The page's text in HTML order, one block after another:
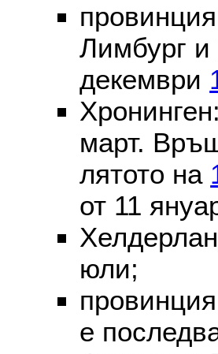
Лимбург
декември
март.
лятото на
от 11
юли;
е